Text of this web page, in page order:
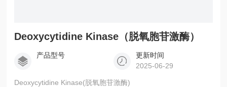
Deoxycytidine Kinase（脱氧胞苷激酶）
产品型号
更新时间
2025-06-29
Deoxycytidine Kinase(脱氧胞苷激酶)